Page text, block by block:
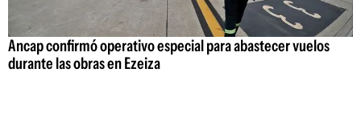
Ancap confirmó operativo especial para abastecer vuelos
durante las obras en Ezeiza